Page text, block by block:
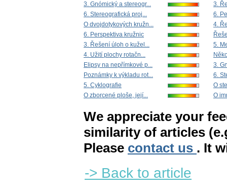
3. Gnómický a stereogr...
6. Stereografická proj...
O dvojdotykových kružn...
6. Perspektiva kružnic
3. Řešení úloh o kužel...
4. Užití plochy rotačn...
Elipsy na nepřímkové p...
Poznámky k výkladu rot...
5. Cyklografie
O zborcené ploše, její...
3.
6.
4.
5.
3.
6.
O
O
We appreciate your
similarity of articles
Please contact us . It
-> Back to article